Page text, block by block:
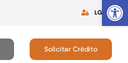
Abrir
LGPD
Solicitar Crédito